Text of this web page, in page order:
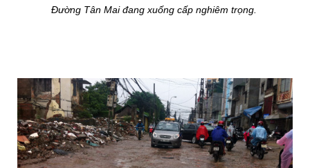
Đường Tân Mai đang xuống cấp nghiêm trọng.